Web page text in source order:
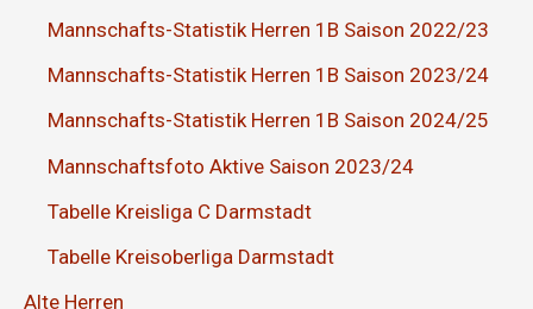
Mannschafts-Statistik Herren 1B Saison 2022/23
Mannschafts-Statistik Herren 1B Saison 2023/24
Mannschafts-Statistik Herren 1B Saison 2024/25
Mannschaftsfoto Aktive Saison 2023/24
Tabelle Kreisliga C Darmstadt
Tabelle Kreisoberliga Darmstadt
Alte Herren